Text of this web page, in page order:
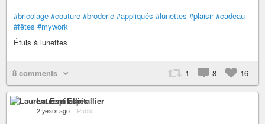
#bricolage #couture #broderie #appliqués #lunettes #plaisir #cadeau
#fêtes #mywork
Étuis à lunettes
8 comments 1 8 16
Laurent Espitallier
2 years ago – Public